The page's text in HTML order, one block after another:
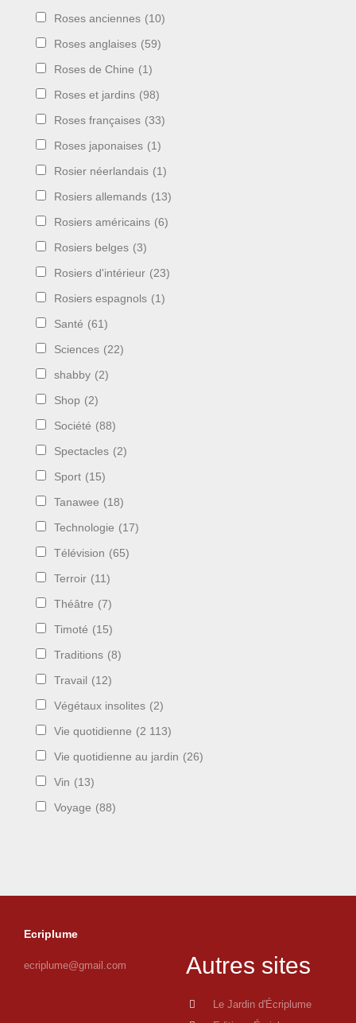
Roses anciennes (10)
Roses anglaises (59)
Roses de Chine (1)
Roses et jardins (98)
Roses françaises (33)
Roses japonaises (1)
Rosier néerlandais (1)
Rosiers allemands (13)
Rosiers américains (6)
Rosiers belges (3)
Rosiers d'intérieur (23)
Rosiers espagnols (1)
Santé (61)
Sciences (22)
shabby (2)
Shop (2)
Société (88)
Spectacles (2)
Sport (15)
Tanawee (18)
Technologie (17)
Télévision (65)
Terroir (11)
Théâtre (7)
Timoté (15)
Traditions (8)
Travail (12)
Végétaux insolites (2)
Vie quotidienne (2 113)
Vie quotidienne au jardin (26)
Vin (13)
Voyage (88)
Ecriplume
ecriplume@gmail.com Autres sites
Le Jardin d'Écriplume